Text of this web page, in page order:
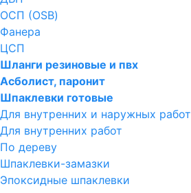
ОСП (OSB)
Фанера
ЦСП
Шланги резиновые и пвх
Асболист, паронит
Шпаклевки готовые
Для внутренних и наружных работ
Для внутренних работ
По дереву
Шпаклевки-замазки
Эпоксидные шпаклевки